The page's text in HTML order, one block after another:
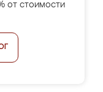
от стоимости